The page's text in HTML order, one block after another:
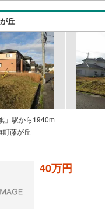
丘
」駅から1940m
町藤が丘
40万円